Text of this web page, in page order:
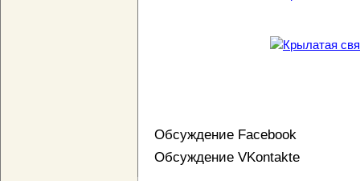
Обсуждение Facebook
Обсуждение VKontakte